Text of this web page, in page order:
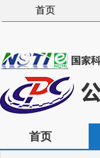
首页
首页